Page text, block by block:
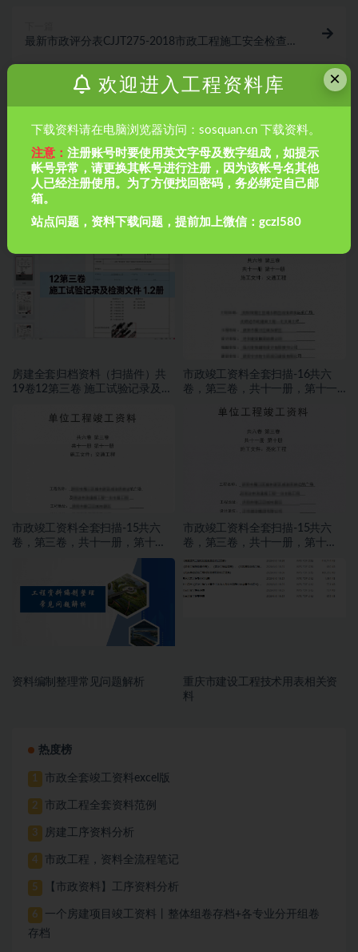
最新市政评分表CJJT275-2018市政工程施工安全检查
市政管道排水工程如何做闭水试
房建全套归档资料（扫描件）共
房建全套归档资料（扫描件）共
19卷12第三卷 施工试验记录及检
市政竣工资料全套扫描-16共六
卷，第三卷，共十一册，第十一
市政竣工资料全套扫描-15共六
卷，第三卷，共十一册，第十
市政竣工资料全套扫描-15共六
卷，第三卷，共十一册，第十
册，施工文件，亮化工程
资料编制整理常见问题解析
重庆市建设工程技术用表相关资
料
热度榜
1 市政全套竣工资料excel版
2 市政工程全套资料范例
3 房建工序资料分析
4 市政工程，资料全流程笔记
5 【市政资料】工序资料分析
6
一个房建项目竣工资料丨整体组卷存档+各专业分开组卷
存档
×
欢迎进入工程资料库
下载资料请在电脑浏览器访问：sosquan.cn 下载资料。
注意：注册账号时要使用英文字母及数字组成，如提示
帐号异常，请更换其帐号进行注册，因为该帐号名其他
人已经注册使用。为了方便找回密码，务必绑定自己邮
箱。
站点问题，资料下载问题，提前加上微信：gczl580